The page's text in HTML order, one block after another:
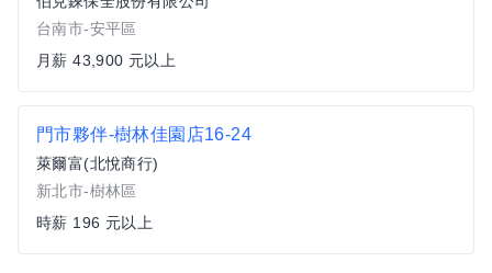
台南市-安平區
月薪 43,900 元以上
門市夥伴-樹林佳園店16-24
萊爾富(北悅商行)
新北市-樹林區
時薪 196 元以上